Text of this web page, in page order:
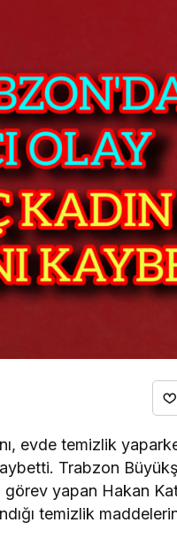
evde temizlik
Trabzon
yapan Hakan
temizlik
Kaybı